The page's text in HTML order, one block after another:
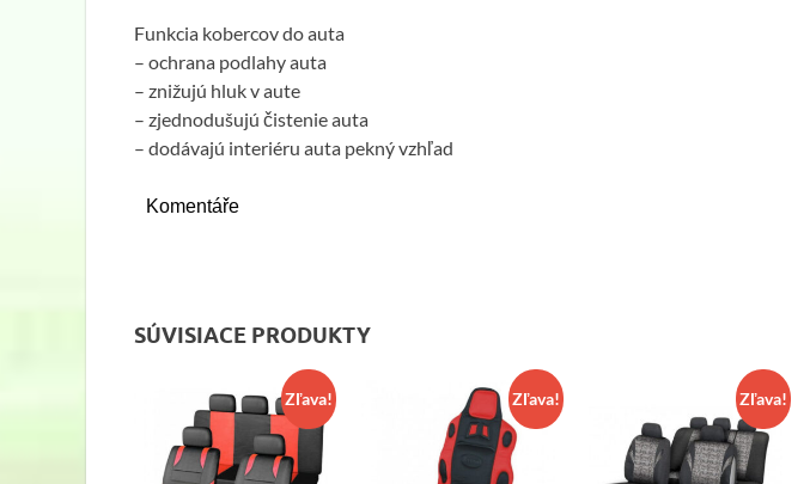
Funkcia kobercov do auta
– ochrana podlahy auta
– znižujú hluk v aute
– zjednodušujú čistenie auta
– dodávajú interiéru auta pekný vzhľad
Komentáře
SÚVISIACE PRODUKTY
Zľava! Zľava! Zľava!